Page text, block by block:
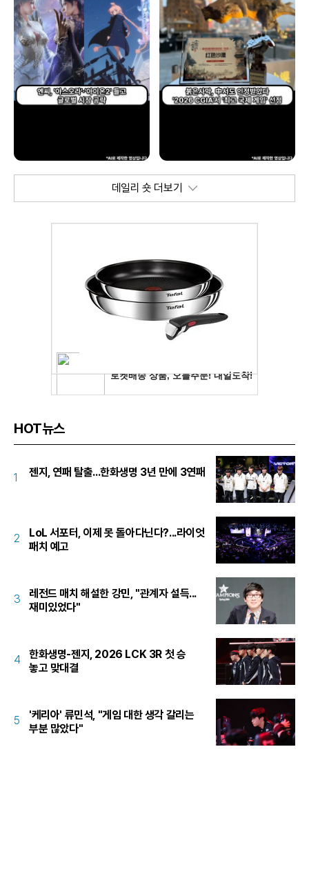
데일리 숏 더보기
HOT뉴스
1 젠지, 연패 탈출...한화생명 3년 만에 3연패
2
LoL 서포터, 이제 못 돌아다닌다?...라이엇
패치 예고
3
레전드 매치 해설한 강민, "관계자 설득...
재미있었다"
4
한화생명-젠지, 2026 LCK 3R 첫 승
놓고 맞대결
5
'케리아' 류민석, "게임 대한 생각 갈리는
부분 많았다"